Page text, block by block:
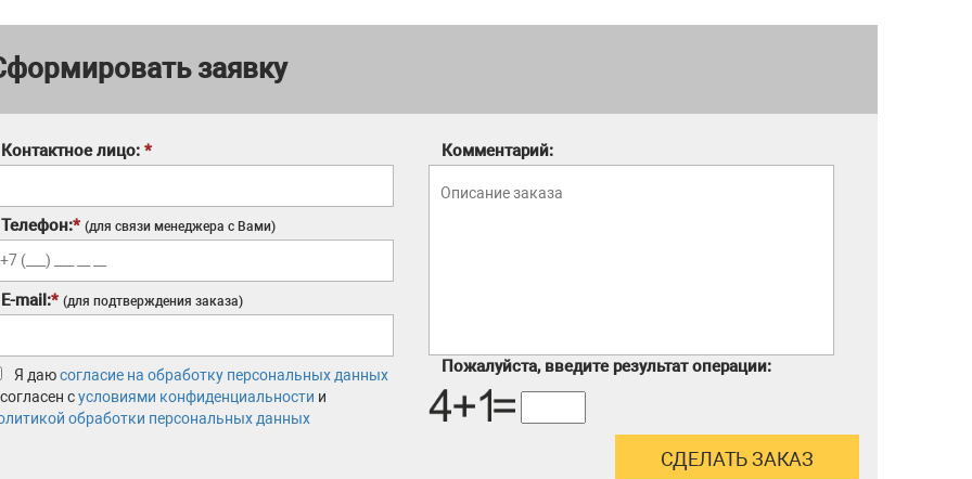
заявку
Контактное лицо: *
Телефон:* (для связи менеджера с Вами)
E-mail:* (для подтверждения заказа)
Я даюсогласие на обработку персональных данных
сусловиями конфиденциальности и
обработки персональных данных
Комментарий:
Пожалуйста, введите результат операции: